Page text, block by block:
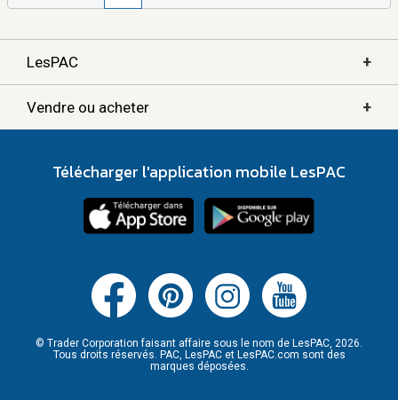
LesPAC +
Vendre ou acheter +
Télécharger l'application mobile LesPAC
© Trader Corporation faisant affaire sous le nom de LesPAC, 2026.
Tous droits réservés. PAC, LesPAC et LesPAC.com sont des
marques déposées.